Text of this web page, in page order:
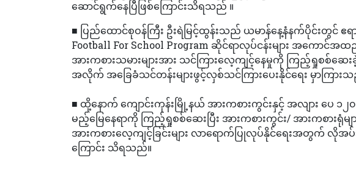
ဆောင်ရွက်နေပြီဖြစ်ကြောင်းသိရသည် ။
■ ပြည်ထောင်စုဝန်ကြီး ဦးရဲမြင့်ထွန်းသည် ယမာန်နေ့နံနက်ပိုင်းတွင်
Football For School Program ဆိုင်ရာလုပ်ငန်းများ အကော
အားကစားသမားများအား သင်ကြားလေ့ကျင့်နေမှုကို ကြည့်ရှုစစ်ဆေးခဲ့
အလိုက် အခြေခံသင်တန်းများဖွင့်လှစ်သင်ကြားပေးနိုင်ရေး မှာကြား
■ ထို့နောက် ကျောင်းကုန်းမြို့နယ် အားကစားကွင်းနှင့် အလျား ပေ
မည့်မြေနေရာကို ကြည့်ရှုစစ်ဆေးပြီး အားကစားကွင်း/ အားကစားရုံ
အားကစားလေ့ကျင့်ခြင်းများ လာရောက်ပြုလုပ်နိုင်ရေးအတွက် လိုအ
ကြောင်း သိရသည်။